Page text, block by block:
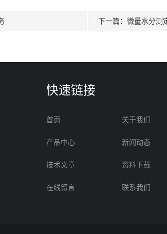
下一篇： 微量水分测
快速链接
首页 关于我们
产品中心 新闻动态
技术文章 资料下载
在线留言 联系我们